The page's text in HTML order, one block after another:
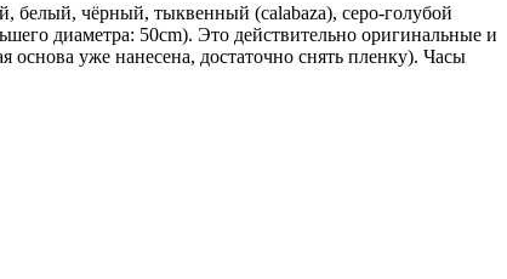
белый, чёрный, тыквенный (calabaza), серо-голубой
диаметра: 50cm). Это действительно оригинальные и
основа уже нанесена, достаточно снять пленку). Часы